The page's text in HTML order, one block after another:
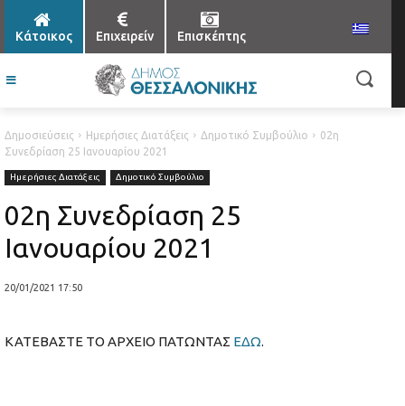
Κάτοικος Επιχειρείν Επισκέπτης
Δημοσιεύσεις Ημερήσιες Διατάξεις Δημοτικό Συμβούλιο
02η
Συνεδρίαση 25 Ιανουαρίου 2021
Ημερήσιες Διατάξεις Δημοτικό Συμβούλιο
02η Συνεδρίαση 25
Ιανουαρίου 2021
20/01/2021 17:50
ΚΑΤΕΒΑΣΤΕ ΤΟ ΑΡΧΕΙΟ ΠΑΤΩΝΤΑΣ ΕΔΩ.